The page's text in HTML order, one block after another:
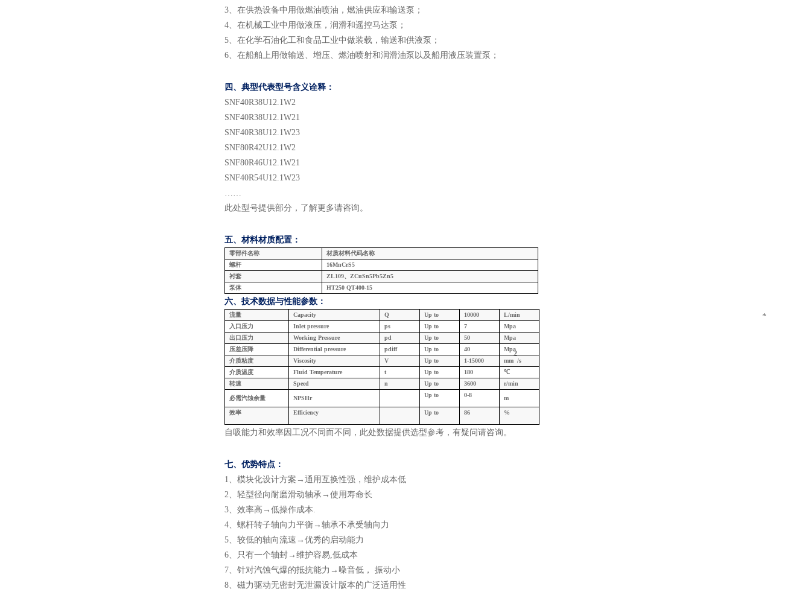
3、 在供热设备中用做燃油喷油，燃油供应和输送泵；
4、 在机械工业中用做液压，润滑和遥控马达泵；
5、 在化学石油化工和食品工业中做装载，输送和供液泵；
6、 在船舶上用做输送、增压、燃油喷射和润滑油泵以及船用液压装置泵；
四、典型代表型号含义诠释：
SNF40R38U12.1W2
SNF40R38U12.1W21
SNF40R38U12.1W23
SNF80R42U12.1W2
SNF80R46U12.1W21
SNF40R54U12.1W23
……
此处型号提供部分，了解更多请咨询。
五、材料材质配置：
零部件名称
材质材料代码名称
螺杆
16MnCrS5
衬套
ZL109、ZCuSn5Pb5Zn5
泵体
HT250 QT400-15
六、技术数据与性能参数：
流量 Capacity Q Up to 10000
L/min
入口压力
Inlet pressure ps Up to 7
Mpa
出口压力
Working Pressure pd Up to 50
Mpa
压差压降
Differential pressure pdiff Up to 40
Mpa
介质粘度
Viscosity V Up to 1-15000 mm
2
/s
介质温度
Fluid Temperature t Up to 180
℃
转速
Speed n Up to 3600 r/min
必需汽蚀余量 NPSHr Up to 0-8 m
效率 Efficiency Up to 86 %
*
自吸能力和效率因工况不同而不同，此处数据提供选型参考，有疑问请咨询。
七、 优势特点：
1、 模块化设计方案 →通用互换性强，维护成本低
2、 轻型径向耐磨滑动轴承 →使用寿命长
3、 效率高 →低操作成本.
4、 螺杆转子轴向力平衡 →轴承不承受轴向力
5、 较低的轴向流速 →优秀的启动能力
6、 只有一个轴封 →维护容易,低成本
7、 针对汽蚀气爆的抵抗能力 →噪音低， 振动小
8、 磁力驱动无密封无泄漏设计版本的广泛适用性